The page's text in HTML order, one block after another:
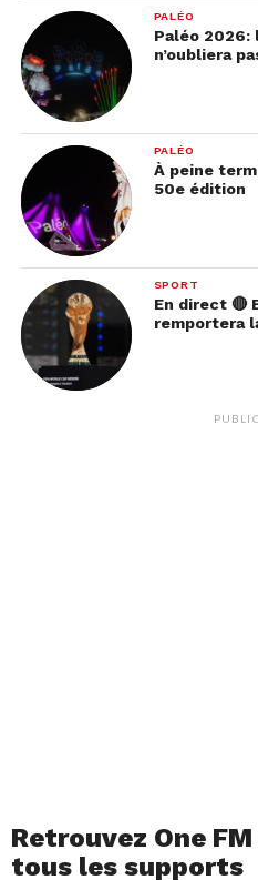
PALÉO
Paléo 2026:
n’oubliera
PALÉO
À peine
50e édition
SPORT
En direct 🔴
remportera
Retrouvez One
tous les supports